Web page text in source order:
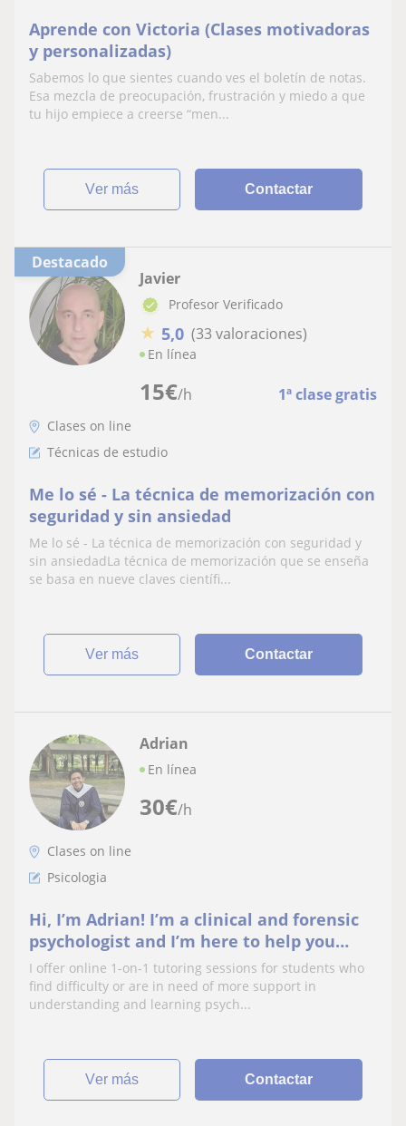
Aprende con Victoria (Clases motivadoras
y personalizadas)
Sabemos lo que sientes cuando ves el boletín de notas.
Esa mezcla de preocupación, frustración y miedo a que
tu hijo empiece a creerse “men...
ver más Contactar
Destacado
15€/h 1ª clase gratis
Javier
Profesor Verificado
★ 5,0 (33 valoraciones)
En línea
Clases on line
Técnicas de estudio
Me lo sé - La técnica de memorización con
seguridad y sin ansiedad
Me lo sé - La técnica de memorización con seguridad y
sin ansiedadLa técnica de memorización que se enseña
se basa en nueve claves científi...
ver más Contactar
30€/h
Adrian
En línea
Clases on line
Psicologia
Hi, I’m Adrian! I’m a clinical and forensic
psychologist and I’m here to help you
learn more about psychology and social
sciences!
I offer online 1-on-1 tutoring sessions for students who
find difficulty or are in need of more support in
understanding and learning psych...
ver más Contactar